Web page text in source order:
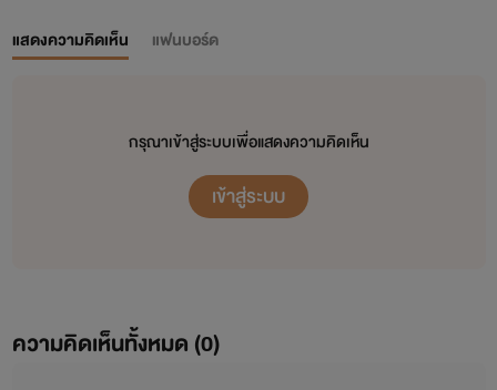
แสดงความคิดเห็น แฟนบอร์ด
กรุณาเข้าสู่ระบบเพื่อแสดงความคิดเห็น
เข้าสู่ระบบ
ความคิดเห็นทั้งหมด (0)